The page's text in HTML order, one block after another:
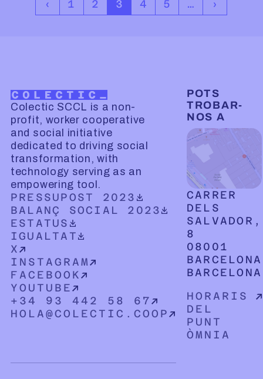
1 2 3 4 5 …
Colectic SCCL is a non-
profit, worker cooperative
and social initiative
dedicated to driving social
transformation, with
technology serving as an
empowering tool.
PRESSUPOST 2023
DOWNLOADABLE PDF DOCUMENT
BALANÇ SOCIAL 2023
DOWNLOADABLE PDF DOCUMENT
ESTATUS
DOWNLOADABLE PDF DOCUMENT
IGUALTAT
DOWNLOADABLE PDF DOCUMENT
X
INSTAGRAM
FACEBOOK
YOUTUBE
+34 93 442 58 67
HOLA@COLECTIC.COOP
POTS
TROBAR-
NOS A
CARRER
DELS
SALVADOR,
8
08001
BARCELONA
BARCELONA
HORARIS
DEL
PUNT
ÒMNIA